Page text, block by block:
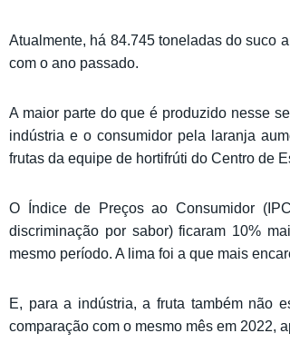
Atualmente, há 84.745 toneladas do suco
com o ano passado.
A maior parte do que é produzido nesse
indústria e o consumidor pela laranja
frutas da equipe de hortifrúti do Centro de
O Índice de Preços ao Consumidor
discriminação por sabor) ficaram 10%
mesmo período. A lima foi a que mais
E, para a indústria, a fruta também não
comparação com o mesmo mês em 2022,